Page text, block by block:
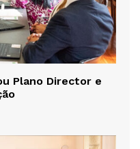
Plano Director e